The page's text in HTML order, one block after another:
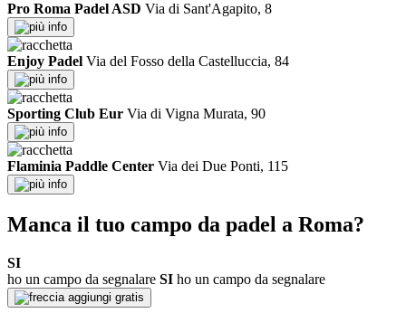
Pro Roma Padel ASD Via di Sant'Agapito, 8
info
Enjoy Padel Via del Fosso della Castelluccia, 84
info
Sporting Club Eur Via di Vigna Murata, 90
info
Flaminia Paddle Center Via dei Due Ponti, 115
info
Manca il tuo campo da padel a Roma?
SI
ho un campo da segnalare SI ho un campo da segnalare
aggiungi gratis